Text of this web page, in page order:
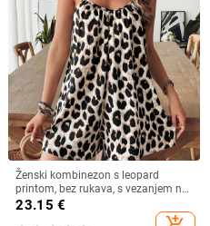
Ženski kombinezon s leopard
printom, bez rukava, s vezanjem na
stražnju stranu, opuštenog kroja
23.15 €